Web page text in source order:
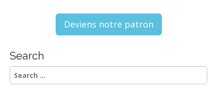
Deviens notre patron
Search
S
e